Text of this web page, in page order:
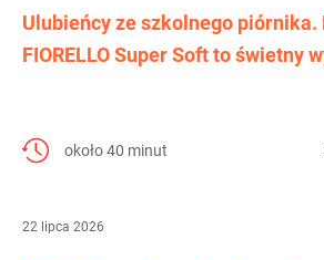
Ulubieńcy ze szkolnego
FIORELLO Super Soft to świetny
około 40 minut
22 lipca 2026